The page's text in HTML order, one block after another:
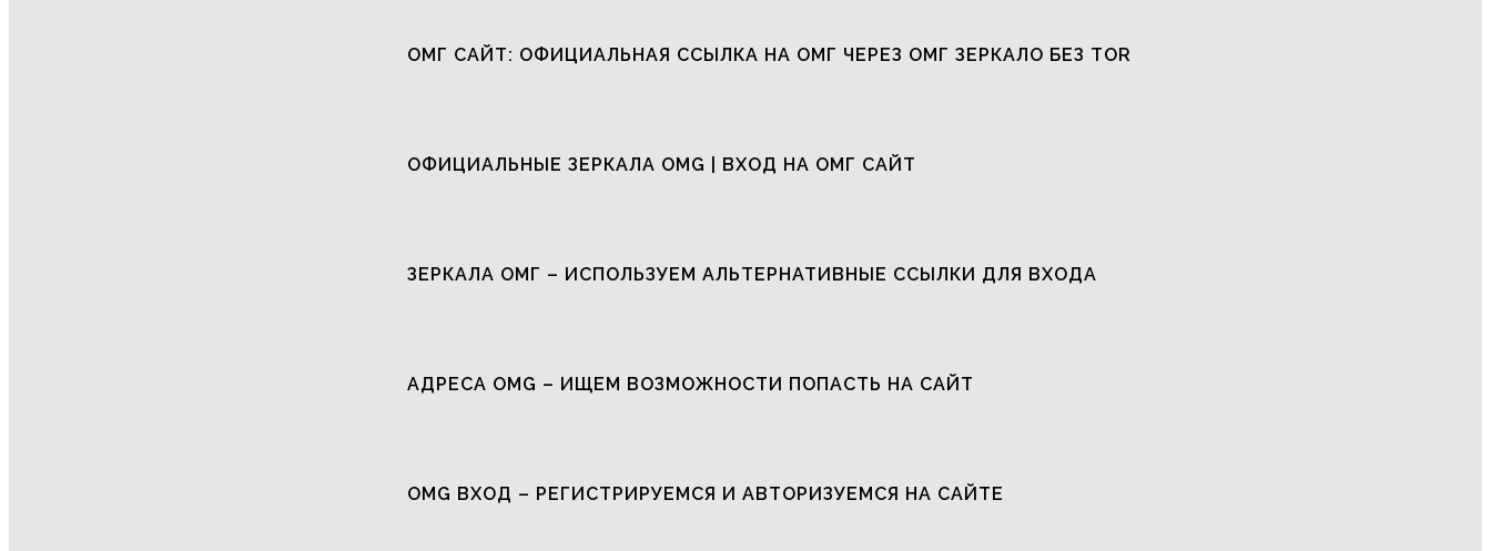
ОМГ САЙТ: ОФИЦИАЛЬНАЯ ССЫЛКА НА ОМГ ЧЕРЕЗ ОМГ ЗЕРКАЛО БЕЗ TOR
ОФИЦИАЛЬНЫЕ ЗЕРКАЛА OMG | ВХОД НА ОМГ САЙТ
ЗЕРКАЛА ОМГ – ИСПОЛЬЗУЕМ АЛЬТЕРНАТИВНЫЕ ССЫЛКИ ДЛЯ ВХОДА
АДРЕСА OMG – ИЩЕМ ВОЗМОЖНОСТИ ПОПАСТЬ НА САЙТ
OMG ВХОД – РЕГИСТРИРУЕМСЯ И АВТОРИЗУЕМСЯ НА САЙТЕ